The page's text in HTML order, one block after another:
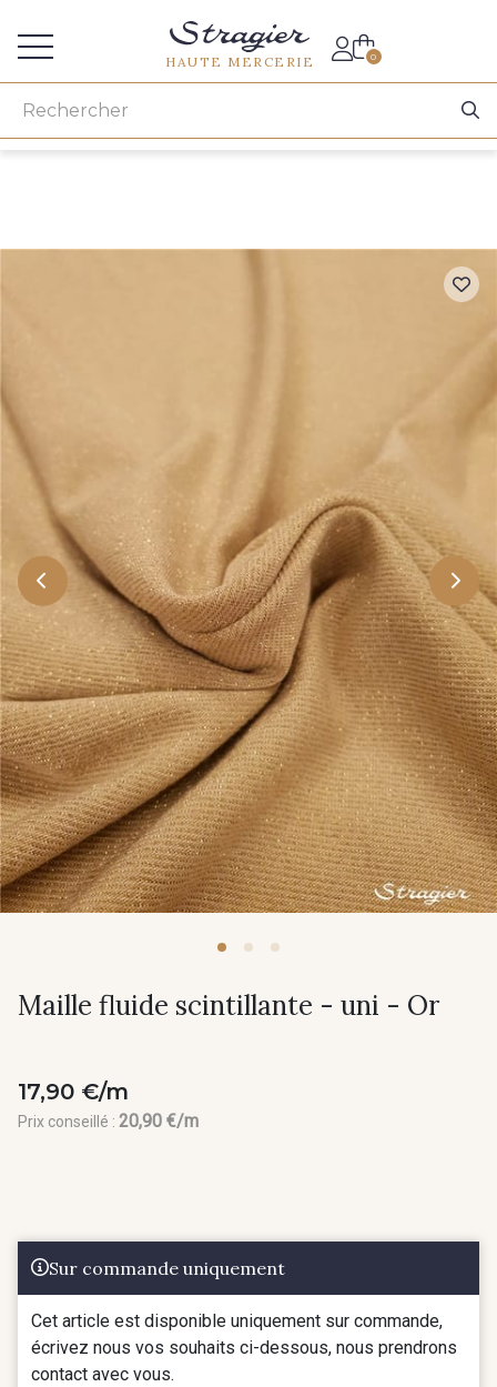
HAUTE MERCERIE 0
Maille fluide scintillante - uni - Or
17,90 €/m
Prix conseillé : 20,90 €/m
Sur commande uniquement
Cet article est disponible uniquement sur commande,
écrivez nous vos souhaits ci-dessous, nous prendrons
contact avec vous.